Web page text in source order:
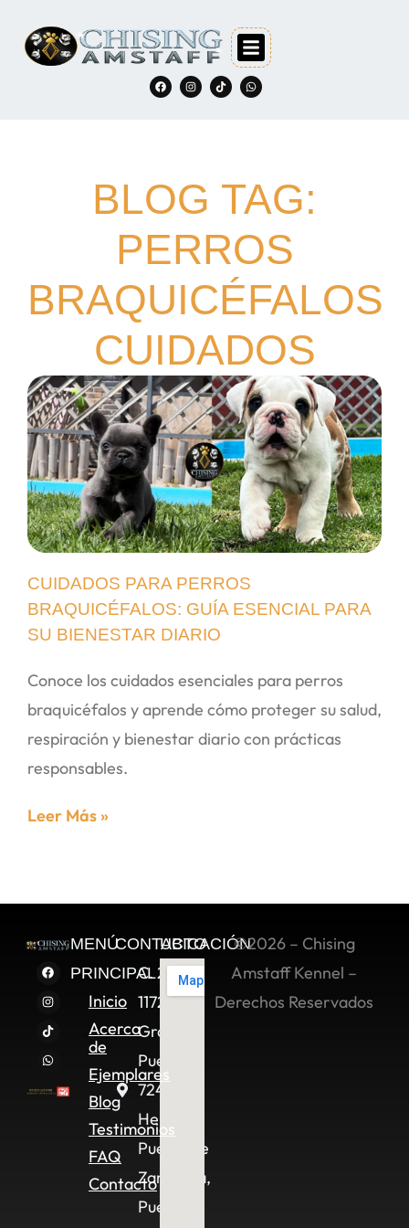
BLOG TAG:
PERROS
BRAQUICÉFALOS
CUIDADOS
CUIDADOS PARA PERROS
BRAQUICÉFALOS: GUÍA ESENCIAL PARA
SU BIENESTAR DIARIO
Conoce los cuidados esenciales para perros
braquicéfalos y aprende cómo proteger su salud,
respiración y bienestar diario con prácticas
responsables.
Leer Más »
MENÚ
PRINCIPAL
Inicio
Acerca
de
Ejemplares
Blog
Testimonios
FAQ
Contacto
CONTACTO
C. 2 Sur
11722,
Granjas
Puebla,
72490
Heroica
Puebla de
Zaragoza,
Pue.
UBICACIÓN©2026 – Chising
Amstaff Kennel –
Derechos Reservados